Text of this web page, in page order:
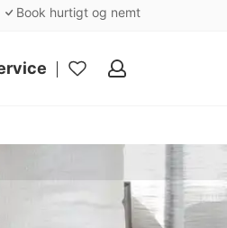
Book hurtigt og nemt
Mine